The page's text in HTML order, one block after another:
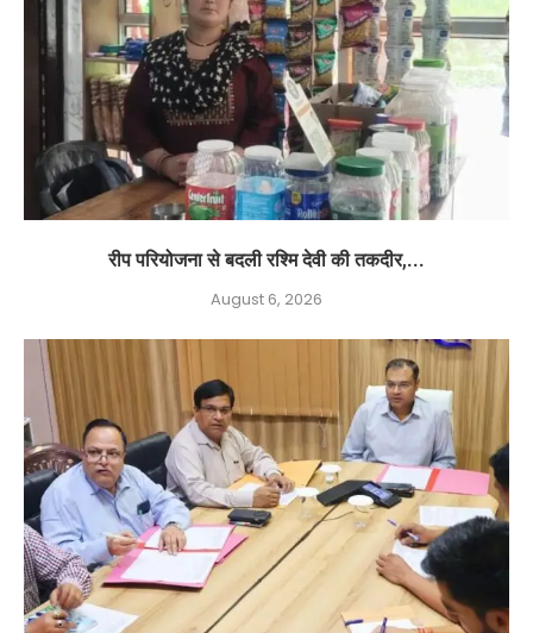
रीप परियोजना से बदली रश्मि देवी की तकदीर,...
August 6, 2026